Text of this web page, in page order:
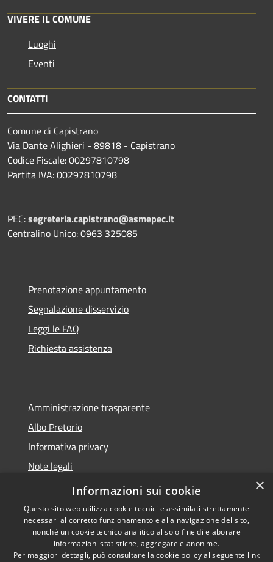
VIVERE IL COMUNE
Luoghi
Eventi
CONTATTI
Comune di Capistrano
Via Dante Alighieri - 89818 - Capistrano
Codice Fiscale: 00297810798
Partita IVA: 00297810798
PEC:segreteria.capistrano@asmepec.it
Centralino Unico: 0963 325085
Prenotazione appuntamento
Segnalazione disservizio
Leggi le FAQ
Richiesta assistenza
Amministrazione trasparente
Albo Pretorio
Informativa privacy
Note legali
Dichiarazione di accessibilità
Copyright © 2026 • Comune di
×
Informazioni sui cookie
Questo sito web utilizza cookie tecnici e assimilati strettamente
necessari al corretto funzionamento e alla navigazione del sito,
nonché un cookie tecnico analitico al solo fine di elaborare
informazioni statistiche, aggregate e anonime.
Per maggiori dettagli, può consultare la cookie policy al seguente link